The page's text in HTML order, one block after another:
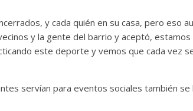
y cada quién en su casa, pero eso
y la gente del barrio y aceptó,
este deporte y vemos que cada vez
servían para eventos sociales también